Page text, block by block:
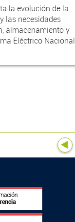
la evolución de la
las necesidades
almacenamiento y
Eléctrico Nacional